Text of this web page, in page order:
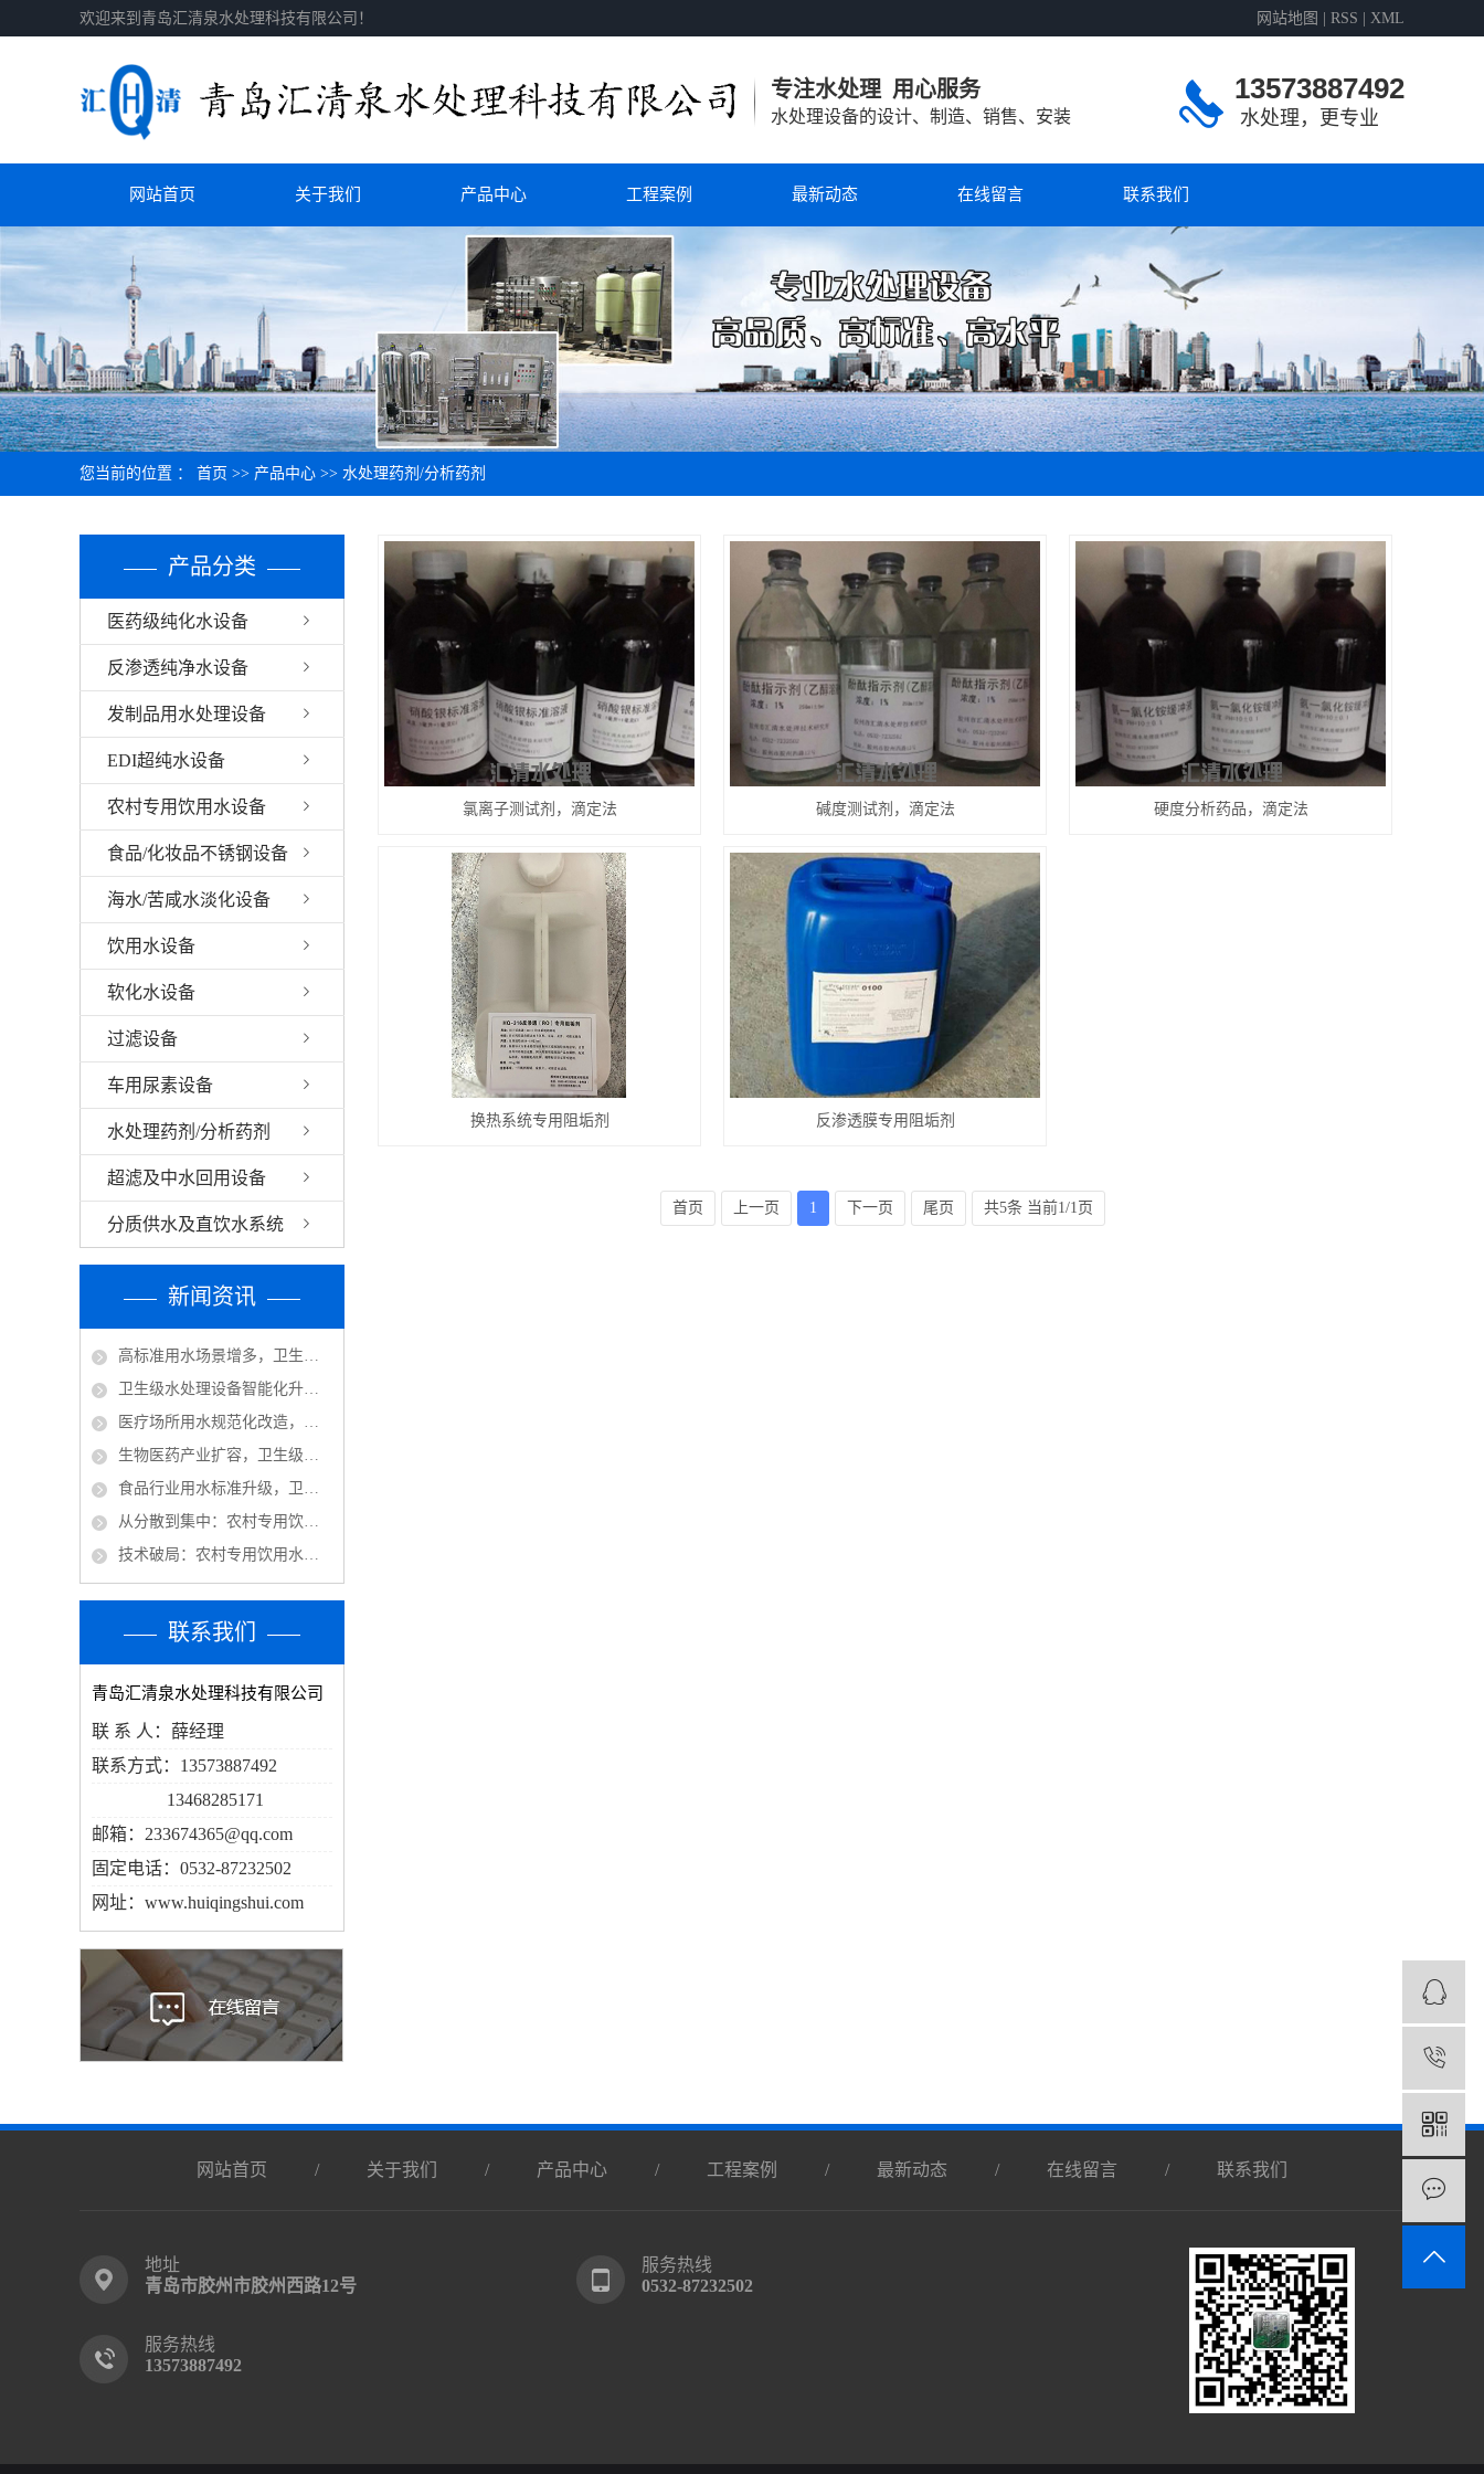
欢迎来到青岛汇清泉水处理科技有限公司！ 网站地图 RSS XML
专注水处理 用心服务
水处理设备的设计、制造、销售、安装
13573887492
水处理，更专业
网站首页 关于我们 产品中心 工程案例 最新动态 在线留言 联系我们
您当前的位置 ： 首页 >> 产品中心 >> 水处理药剂/分析药剂
产品分类
医药级纯化水设备
反渗透纯净水设备
发制品用水处理设备
EDI超纯水设备
农村专用饮用水设备
食品/化妆品不锈钢设备
海水/苦咸水淡化设备
饮用水设备
软化水设备
过滤设备
车用尿素设备
水处理药剂/分析药剂
超滤及中水回用设备
分质供水及直饮水系统
新闻资讯
高标准用水场景增多，卫生级水处理设备市场发展前景向好
卫生级水处理设备智能化升级，适配多行业精细化用水需求
医疗场所用水规范化改造，卫生级水处理设备迎来替换潮
生物医药产业扩容，卫生级纯化水处理设备应用范围扩大
食品行业用水标准升级，卫生级水处理设备需求稳步提升
从分散到集中：农村专用饮用水设备驱动乡村供水高质量发展
技术破局：农村专用饮用水设备重塑乡村健康饮水新生态
联系我们
青岛汇清泉水处理科技有限公司
联 系 人：薛经理
联系方式：13573887492
13468285171
邮箱：233674365@qq.com
固定电话：0532-87232502
网址： www.huiqingshui.com
氯离子测试剂，滴定法 碱度测试剂，滴定法 硬度分析药品，滴定法
换热系统专用阻垢剂 反渗透膜专用阻垢剂
首页 上一页 1 下一页 尾页 共5条 当前1/1页
网站首页 / 关于我们 / 产品中心 / 工程案例 / 最新动态 / 在线留言 / 联系我们
地址
青岛市胶州市胶州西路12号
服务热线
0532-87232502
服务热线
13573887492